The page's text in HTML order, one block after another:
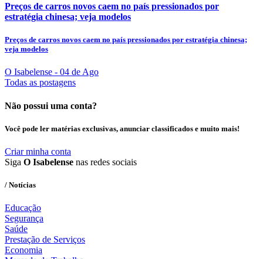
Preços de carros novos caem no país pressionados por
estratégia chinesa; veja modelos
Preços de carros novos caem no país pressionados por estratégia chinesa;
veja modelos
O Isabelense - 04 de Ago
Todas as postagens
Não possui uma conta?
Você pode ler matérias exclusivas, anunciar classificados e muito mais!
Criar minha conta
Siga O Isabelense nas redes sociais
/ Notícias
Educação
Segurança
Saúde
Prestação de Serviços
Economia